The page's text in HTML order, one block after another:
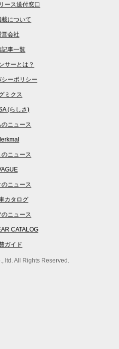
ース送付窓口
載について
営会社
記事一覧
サーとは？
シーポリシー
ミクス
(らしさ)
ニュース
のニュース
ニュース
カタログ
のニュース
CATALOG
ガイド
ltd. All Rights Reserved.